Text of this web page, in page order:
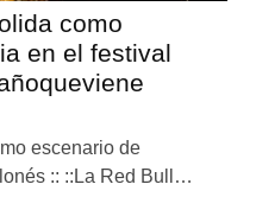
como
en el festival
escenario de
:: ::La Red Bull…